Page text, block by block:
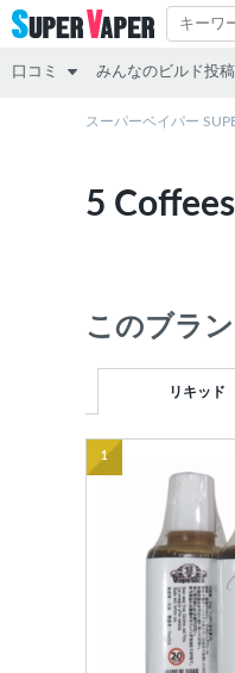
口コミ
スターターキット
みんなのビルド投稿
RDA
スーパーベイパー
5
このブラ
リキッド
1